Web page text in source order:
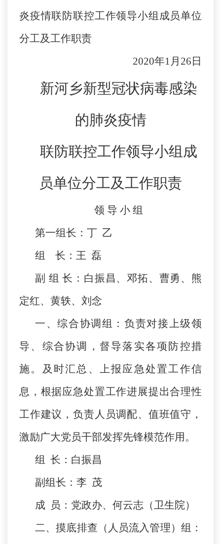
炎疫情联防联控工作领导小组成员单位
分工及工作职责
2020年1月26日
新河乡新型冠状病毒感染
的肺炎疫情
联防联控工作领导小组成
员单位分工及工作职责
领 导 小 组
第一组长：丁 乙
组 长：王 磊
副 组 长：白振昌、邓拓、曹勇、熊
定红、黄轶、刘念
一、综合协调组：负责对接上级领
导、综合协调，督导落实各项防控措
施。及时汇总、上报应急处置工作信
息，根据应急处置工作进展提出合理性
工作建议，负责人员调配、值班值守，
激励广大党员干部发挥先锋模范作用。
组 长：白振昌
副组长：李 茂
成 员：党政办、何云志（卫生院）
二、摸底排查（人员流入管理）组：